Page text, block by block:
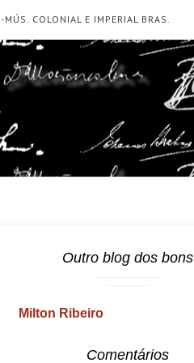
-MÚS. COLONIAL E IMPERIAL BRAS.
Outro blog dos bons
Milton Ribeiro
Comentários